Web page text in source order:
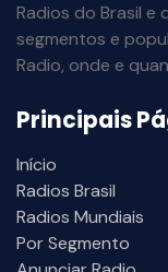
Radios do Brasil e
segmentos e
Radio, onde e
Principais
Início
Radios Brasil
Radios Mundiais
Por Segmento